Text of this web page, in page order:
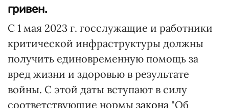
гривен.
С 1 мая 2023 г. госслужащие и работники
критической инфраструктуры должны
получить единовременную помощь за
вред жизни и здоровью в результате
войны. С этой даты вступают в силу
соответствующие нормы закона "Об